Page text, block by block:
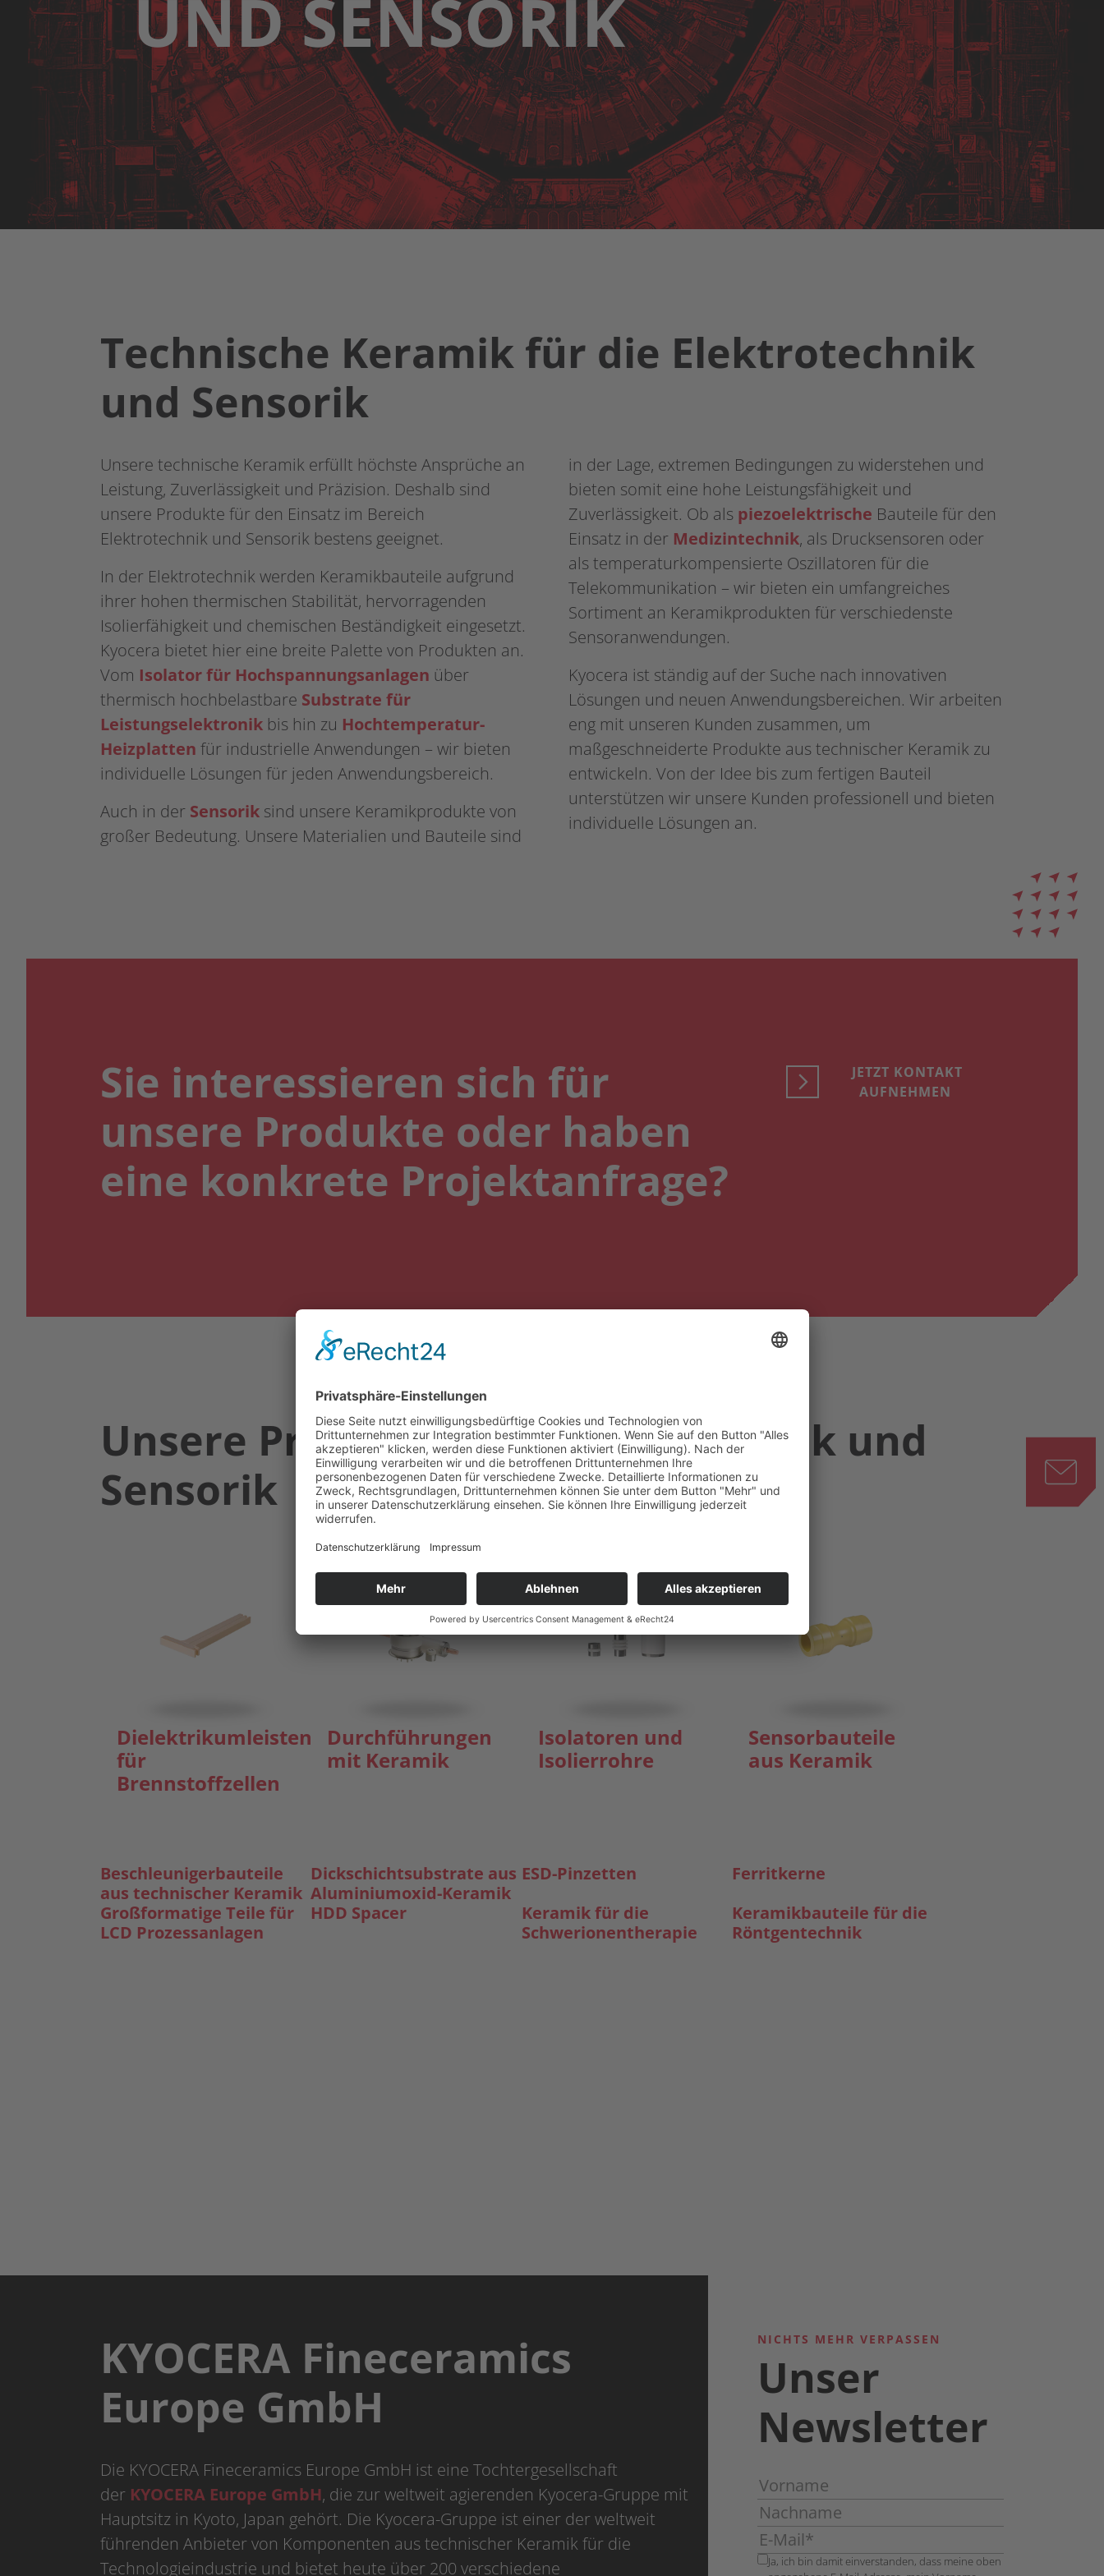
UND SENSORIK
Technische Keramik für die Elektrotechnik
und Sensorik
Unsere technische Keramik erfüllt höchste Ansprüche an
Leistung, Zuverlässigkeit und Präzision. Deshalb sind
unsere Produkte für den Einsatz im Bereich
Elektrotechnik und Sensorik bestens geeignet.
In der Elektrotechnik werden Keramikbauteile aufgrund
ihrer hohen thermischen Stabilität, hervorragenden
Isolierfähigkeit und chemischen Beständigkeit eingesetzt.
Kyocera bietet hier eine breite Palette von Produkten an.
Vom Isolator für Hochspannungsanlagen über
thermisch hochbelastbare Substrate für
Leistungselektronik bis hin zu Hochtemperatur-
Heizplatten für industrielle Anwendungen – wir bieten
individuelle Lösungen für jeden Anwendungsbereich.
Auch in der Sensorik sind unsere Keramikprodukte von
großer Bedeutung. Unsere Materialien und Bauteile sind
in der Lage, extremen Bedingungen zu widerstehen und
bieten somit eine hohe Leistungsfähigkeit und
Zuverlässigkeit. Ob als piezoelektrische Bauteile für den
Einsatz in der Medizintechnik, als Drucksensoren oder
als temperaturkompensierte Oszillatoren für die
Telekommunikation – wir bieten ein umfangreiches
Sortiment an Keramikprodukten für verschiedenste
Sensoranwendungen.
Kyocera ist ständig auf der Suche nach innovativen
Lösungen und neuen Anwendungsbereichen. Wir arbeiten
eng mit unseren Kunden zusammen, um
maßgeschneiderte Produkte aus technischer Keramik zu
entwickeln. Von der Idee bis zum fertigen Bauteil
unterstützen wir unsere Kunden professionell und bieten
individuelle Lösungen an.
Sie interessieren sich für
unsere Produkte oder haben
eine konkrete Projektanfrage?
JETZT KONTAKT
AUFNEHMEN
Unsere Produkte für Elektrotechnik und
Sensorik
Dielektrikumleisten
für
Brennstoffzellen
Durchführungen
mit Keramik
Isolatoren und
Isolierrohre
Sensorbauteile
aus Keramik
Beschleunigerbauteile
aus technischer Keramik
Dickschicht­substrate aus
Aluminiumoxid-Keramik
ESD-Pinzetten
Ferritkerne
Großformatige Teile für
LCD Prozessanlagen
HDD Spacer
Keramik für die
Schwerionentherapie
Keramikbauteile für die
Röntgentechnik
KYOCERA Fineceramics
Europe GmbH
Die KYOCERA Fineceramics Europe GmbH ist eine Tochtergesellschaft
der KYOCERA Europe GmbH, die zur weltweit agierenden Kyocera-Gruppe mit
Hauptsitz in Kyoto, Japan gehört. Die Kyocera-Gruppe ist einer der weltweit
führenden Anbieter von Komponenten aus technischer Keramik für die
Technologieindustrie und bietet heute über 200 verschiedene
NICHTS MEHR VERPASSEN
Unser
Newsletter
Ja, ich bin damit einverstanden, dass meine oben